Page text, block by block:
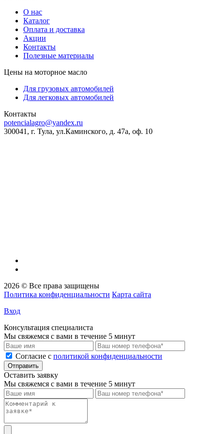
О нас
Каталог
Оплата и доставка
Акции
Контакты
Полезные материалы
Цены на моторное масло
Для грузовых автомобилей
Для легковых автомобилей
Контакты
potencialagro@yandex.ru
300041, г. Тула, ул.Каминского, д. 47а, оф. 10
2026 © Все права защищены
Политика конфиденциальности Карта сайта
Вход
Консультация специалиста
Мы свяжемся с вами в течение 5 минут
Cогласие с политикой конфиденциальности
Отправить
Оставить заявку
Мы свяжемся с вами в течение 5 минут